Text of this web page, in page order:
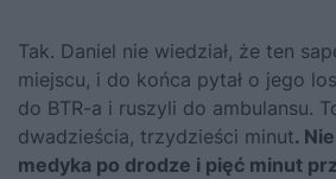
Tak. Daniel nie wiedział, że ten
miejscu, i do końca pytał o jego
do BTR-a i ruszyli do ambulansu.
dwadzieścia, trzydzieści minut.
medyka po drodze i pięć minut